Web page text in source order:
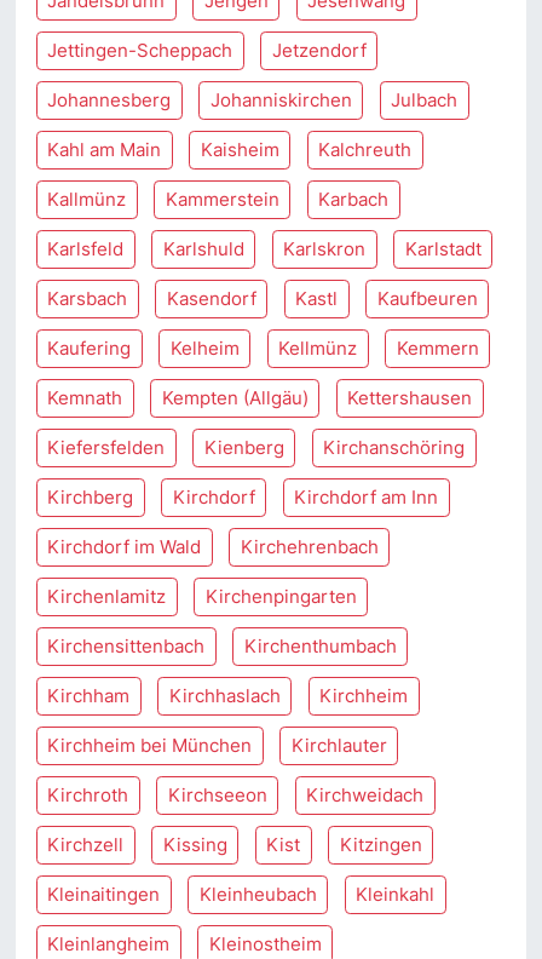
Jettingen-Scheppach Jetzendorf
Johannesberg Johanniskirchen Julbach
Kahl am Main Kaisheim Kalchreuth
Kallmünz Kammerstein Karbach
Karlsfeld Karlshuld Karlskron Karlstadt
Karsbach Kasendorf Kastl Kaufbeuren
Kaufering Kelheim Kellmünz Kemmern
Kemnath Kempten (Allgäu) Kettershausen
Kiefersfelden Kienberg Kirchanschöring
Kirchberg Kirchdorf Kirchdorf am Inn
Kirchdorf im Wald Kirchehrenbach
Kirchenlamitz Kirchenpingarten
Kirchensittenbach Kirchenthumbach
Kirchham Kirchhaslach Kirchheim
Kirchheim bei München Kirchlauter
Kirchroth Kirchseeon Kirchweidach
Kirchzell Kissing Kist Kitzingen
Kleinaitingen Kleinheubach Kleinkahl
Kleinlangheim Kleinostheim